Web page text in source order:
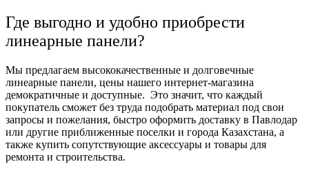
Где выгодно и удобно приобрести
линеарные панели?
Мы предлагаем высококачественные и долговечные
линеарные панели, цены нашего интернет-магазина
демократичные и доступные. Это значит, что каждый
покупатель сможет без труда подобрать материал под свои
запросы и пожелания, быстро оформить доставку в Павлодар
или другие приближенные поселки и города Казахстана, а
также купить сопутствующие аксессуары и товары для
ремонта и строительства.